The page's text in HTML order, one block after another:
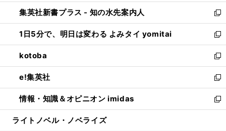
く
ン
ド
ウ
で
開
く
ウ
ィ
ン
ド
ウ
で
開
く
し
い
ウ
ィ
ン
ド
ウ
で
開
く
集英社新書プラス - 知の水先案内人
新
し
い
ウ
ィ
ン
ド
ウ
で
開
1日5分で、明日は変わる よみタイ yomitai
新
し
い
ウ
ィ
ン
ド
ウ
kotoba
新
し
い
ウ
ィ
ン
e!集英社
新
し
い
ウ
情報・知識＆オピニオン imidas
新
し
ライトノベル・ノベライズ